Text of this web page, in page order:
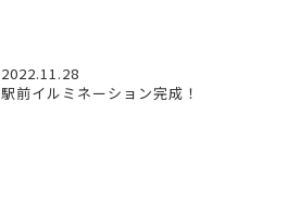
2022.11.28
駅前イルミネーション完成！